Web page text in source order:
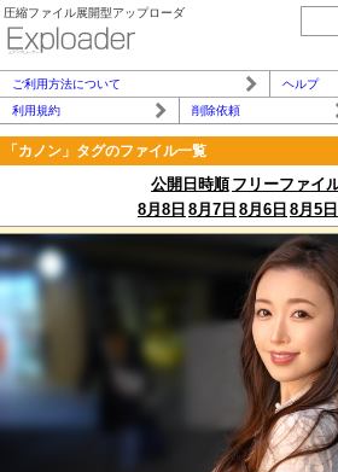
圧縮ファイル展開型アップローダ
ご利用方法について
ヘルプ
利用規約
削除依頼
「カノン」タグのファイル一覧
公開日時順 フリーファイ
8月8日 8月7日 8月6日 8月5日